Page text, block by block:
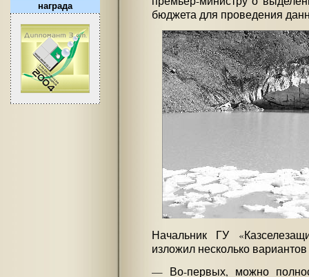
награда
бюджета для проведения
Начальник ГУ
изложил несколько
— Во-первых, можно